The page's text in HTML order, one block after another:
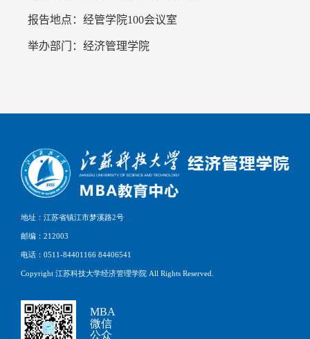
报告地点：经管学院100会议室
举办部门：经济管理学院
地址：江苏省镇江市梦溪路2号
邮编：212003
电话：0511-84401166 84406541
Copyright 江苏科技大学经济管理学院 All Rights Reserved.
MBA
微信
公众